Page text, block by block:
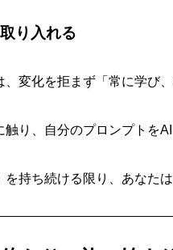
り入れる
変化を拒まず「常に学び
り、自分のプロンプトを
を持ち続ける限り、あなた